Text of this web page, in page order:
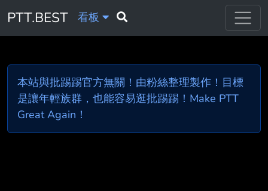
PTT.BEST 看板
本站與批踢踢官方無關！由粉絲整理製作！目標
是讓年輕族群，也能容易逛批踢踢！Make PTT
Great Again！